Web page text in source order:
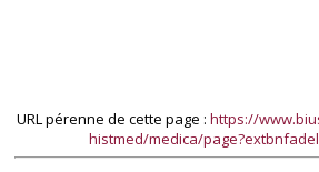
URL pérenne de cette page : https://
histmed/medica/